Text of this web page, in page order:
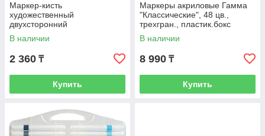
Маркер-кисть
художественный
двухсторонний
Winsor&Newton "Promarker
Brush", спиртовой,
В наличии
2 360 ₸
Купить
Маркеры акриловые Гамма
"Классические", 48 цв.,
трехгран., пластик.бокс
В наличии
8 990 ₸
Купить